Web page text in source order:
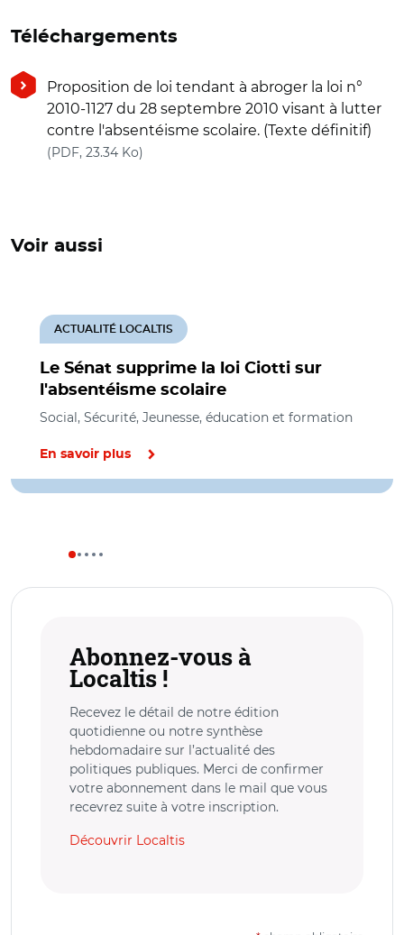
Téléchargements
Proposition de loi tendant à abroger la loi n°
2010-1127 du 28 septembre 2010 visant à lutter
contre l'absentéisme scolaire. (Texte définitif)
(PDF, 23.34 Ko)
Voir aussi
Le Sénat supprime la loi Ciotti sur
l'absentéisme scolaire
ACTUALITÉ LOCALTIS
Social, Sécurité, Jeunesse, éducation et formation
En savoir plus
Abonnez-vous à
Localtis !
Recevez le détail de notre édition
quotidienne ou notre synthèse
hebdomadaire sur l’actualité des
politiques publiques. Merci de confirmer
votre abonnement dans le mail que vous
recevrez suite à votre inscription.
Découvrir Localtis